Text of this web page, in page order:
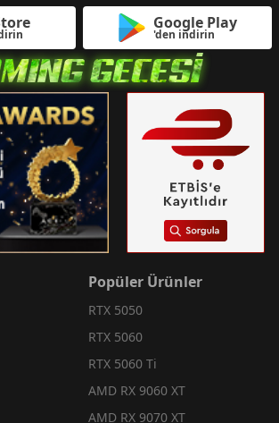
Google Play
'den indirin
Popüler Ürünler
RTX 5050
RTX 5060
RTX 5060 Ti
AMD RX 9060 XT
AMD RX 9070 XT